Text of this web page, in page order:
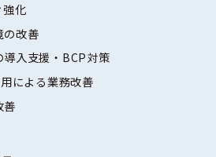
強化
の改善
導入支援・BCP対策
による業務改善
善